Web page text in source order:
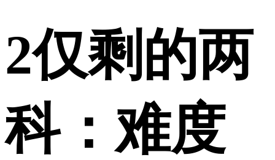
2仅剩的两
科：难度